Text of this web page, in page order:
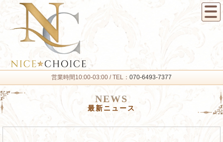
営業時間10:00-03:00 / TEL： 070-6493-7377
NEWS
最新ニュース